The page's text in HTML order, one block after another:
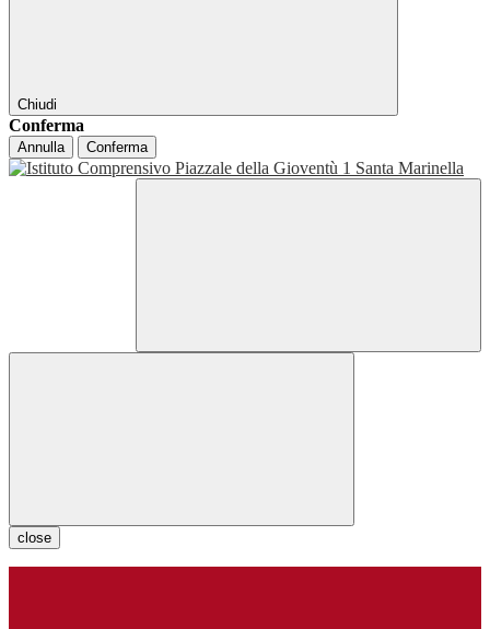
Chiudi
Conferma
Annulla Conferma
close